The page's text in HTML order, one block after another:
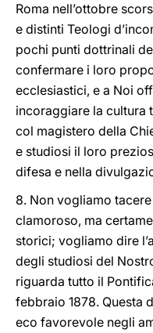
Roma nell’ottobre
e distinti Teologi
pochi punti dottrinali
confermare i loro
ecclesiastici, e a Noi
incoraggiare la cultura
col magistero della
e studiosi il loro
difesa e nella
8. Non vogliamo
clamoroso, ma
storici; vogliamo dire
degli studiosi del
riguarda tutto il
febbraio 1878. Questa
eco favorevole negli